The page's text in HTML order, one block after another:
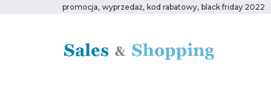
promocja, wyprzedaż, kod rabatowy, black friday 2022